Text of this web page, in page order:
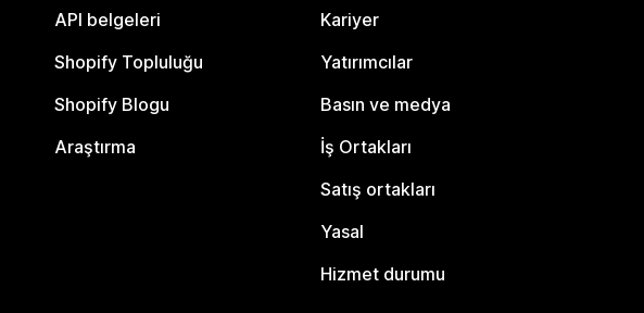
API belgeleri
Shopify Topluluğu
Shopify Blogu
Araştırma
Kariyer
Yatırımcılar
Basın ve medya
İş Ortakları
Satış ortakları
Yasal
Hizmet durumu